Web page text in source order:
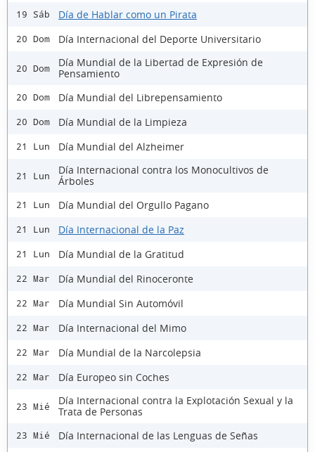
19 Sáb Día de Hablar como un Pirata
20 Dom Día Internacional del Deporte Universitario
20 Dom
Día Mundial de la Libertad de Expresión de
Pensamiento
20 Dom Día Mundial del Librepensamiento
20 Dom Día Mundial de la Limpieza
21 Lun Día Mundial del Alzheimer
21 Lun
Día Internacional contra los Monocultivos de
Árboles
21 Lun Día Mundial del Orgullo Pagano
21 Lun Día Internacional de la Paz
21 Lun Día Mundial de la Gratitud
22 Mar Día Mundial del Rinoceronte
22 Mar Día Mundial Sin Automóvil
22 Mar Día Internacional del Mimo
22 Mar Día Mundial de la Narcolepsia
22 Mar Día Europeo sin Coches
23 Mié
Día Internacional contra la Explotación Sexual y la
Trata de Personas
23 Mié Día Internacional de las Lenguas de Señas